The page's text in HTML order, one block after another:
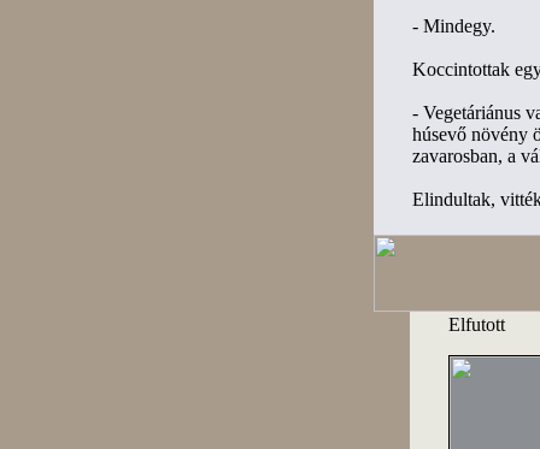
- Mindegy.
Koccintottak
- Vegetáriánus
húsevő növény
zavarosban, a
Elindultak,
Elfutott